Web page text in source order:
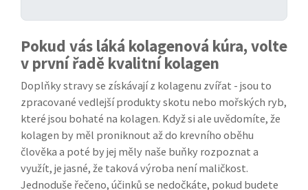
Pokud vás láká kolagenová kúra, volte
v první řadě kvalitní kolagen
Doplňky stravy se získávají z kolagenu zvířat - jsou to
zpracované vedlejší produkty skotu nebo mořských ryb,
které jsou bohaté na kolagen. Když si ale uvědomíte, že
kolagen by měl proniknout až do krevního oběhu
člověka a poté by jej měly naše buňky rozpoznat a
využít, je jasné, že taková výroba není maličkost.
Jednoduše řečeno, účinků se nedočkáte, pokud budete